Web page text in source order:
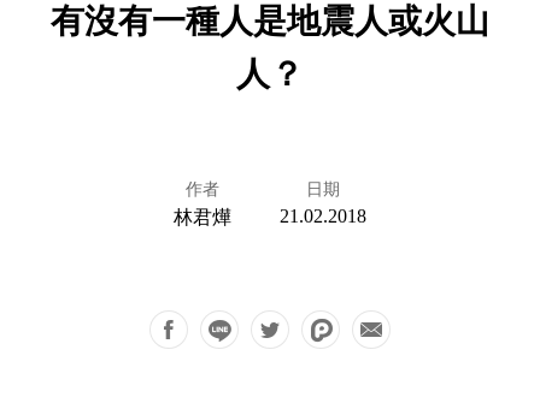
有沒有一種人是地震人或火山
人？
作者
林君燁
日期
21.02.2018